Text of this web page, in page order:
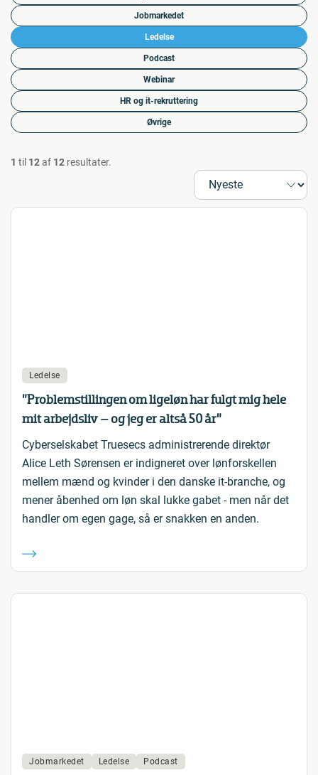
Jobmarkedet
Ledelse
Podcast
Webinar
HR og it-rekruttering
Øvrige
1 til 12af 12 resultater.
Ledelse
”Problemstillingen om ligeløn har fulgt mig hele
mit arbejdsliv – og jeg er altså 50 år”
Cyberselskabet Truesecs administrerende direktør
Alice Leth Sørensen er indigneret over lønforskellen
mellem mænd og kvinder i den danske it-branche, og
mener åbenhed om løn skal lukke gabet - men når det
handler om egen gage, så er snakken en anden.
Jobmarkedet Ledelse Podcast